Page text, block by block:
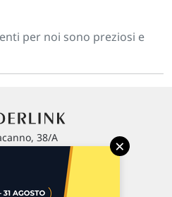
per noi sono preziosi e
38/A
452 460 401
×